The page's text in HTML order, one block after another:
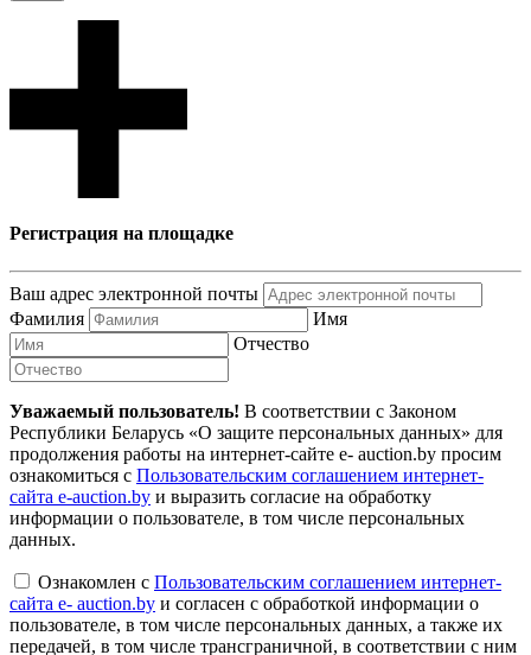
Регистрация на площадке
Ваш адрес электронной почты
Фамилия
Имя
Отчество
Уважаемый пользователь! В соответствии с Законом
Республики Беларусь «О защите персональных данных» для
продолжения работы на интернет-сайте e- auction.by просим
ознакомиться с Пользовательским соглашением интернет-
сайта e-auction.by и выразить согласие на обработку
информации о пользователе, в том числе персональных
данных.
Ознакомлен с Пользовательским соглашением интернет-
сайта e- auction.by и согласен с обработкой информации о
пользователе, в том числе персональных данных, а также их
передачей, в том числе трансграничной, в соответствии с ним